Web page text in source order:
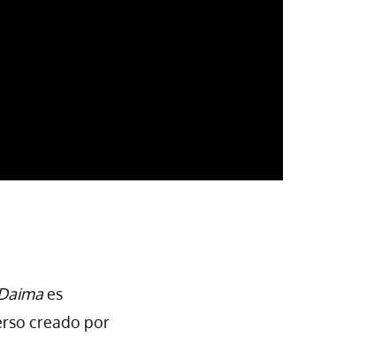
es
creado por